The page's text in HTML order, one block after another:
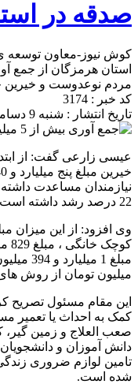
صدقه در
کوش نیوز-معاون توسعه
مردم نوعدوست و خیرین
کد خبر : 3174
تاریخ انتشار : شنبه 9 دسامبر 2023 - 13:56
عیسی زارعی گفت: از
نیازمندان مساعدت
22 درصد رشد داشته است.
میلیون تومان از روش
این مقام مسئول تصریح
کمک به احداث یا تعمیر
صعب العلاج و زمین
دانش آموزان و
تامین لوازم ضروری
شده است.